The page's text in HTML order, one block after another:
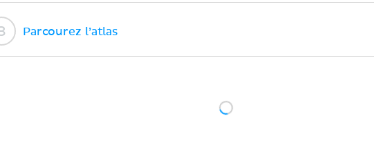
Parcourez l’atlas